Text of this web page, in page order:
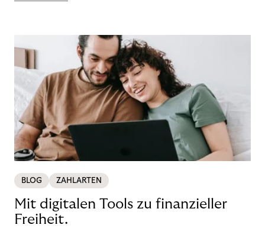
BLOG ZAHLARTEN
Mit digitalen Tools zu finanzieller
Freiheit.